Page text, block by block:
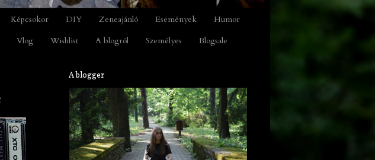
Képcsokor DIY Zeneajánló Események
Humor
Vlog Wishlist A blogról Személyes Blogsale
A blogger